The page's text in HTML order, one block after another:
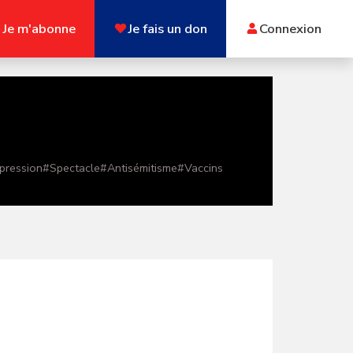
Je m'abonne Je fais un don Connexion
#Spectacle#Antisémitisme#Vaccins